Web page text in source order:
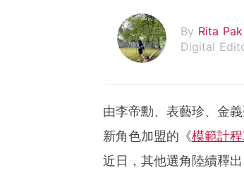
By Rita Pak
Digital
由李帝勳、表藝珍、金
新角色加盟的《模範計
近日，其他選角陸續釋